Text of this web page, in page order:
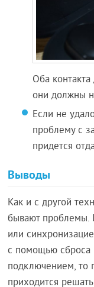
Оба
они должны
Если не
проблему с
придется
Выводы
Как и с другой
бывают проблемы.
или
с помощью сброса
подключением, то
приходится